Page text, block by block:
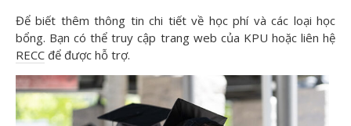
Để biết thêm thông tin chi tiết về học phí và các loại học
bổng. Bạn có thể truy cập trang web của KPU hoặc liên hệ
RECC để được hỗ trợ.